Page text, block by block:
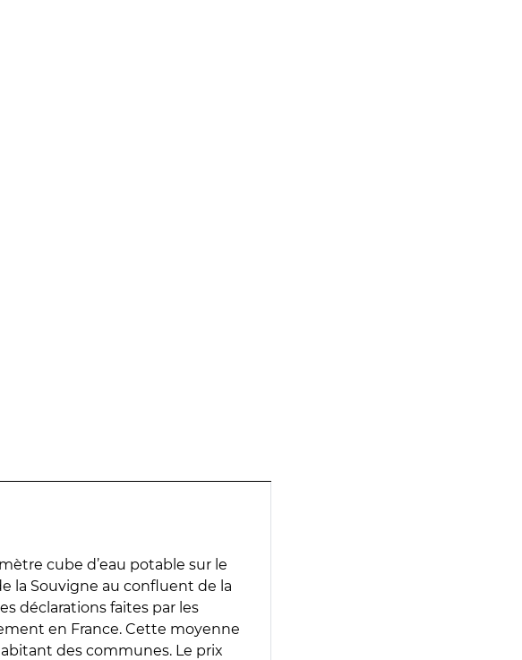
cube d’eau potable sur le
la Souvigne au confluent de la
déclarations faites par les
en France. Cette moyenne
des communes. Le prix